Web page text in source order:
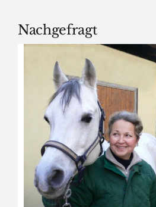
Wissen
Markt
Termine
Kontakt
Nachgefragt